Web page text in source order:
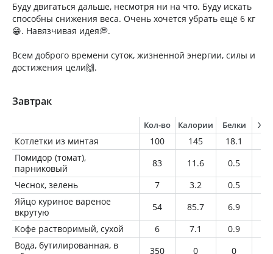
Буду двигаться дальше, несмотря ни на что. Буду искать
способны снижения веса. Очень хочется убрать ещё 6 кг
😁. Навязчивая идея💭.
Всем доброго времени суток, жизненной энергии, силы и
достижения цели🙌.
Завтрак
Кол-во Калории Белки
Котлетки из минтая 100 145 18.1
Помидор (томат),
парниковый
83 11.6 0.5
Чеснок, зелень
7 3.2 0.5
Яйцо куриное вареное
вкрутую
54 85.7 6.9
Кофе растворимый, сухой
6 7.1 0.9
Вода, бутилированная, в
350 0 0